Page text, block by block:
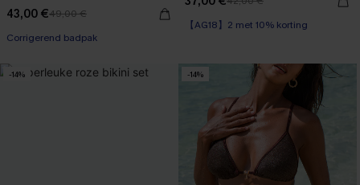
43,00 €49,00 €
Corrigerend badpak
【AG18】2 met 10% korting
-14% -14%